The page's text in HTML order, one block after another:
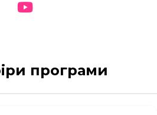
програми